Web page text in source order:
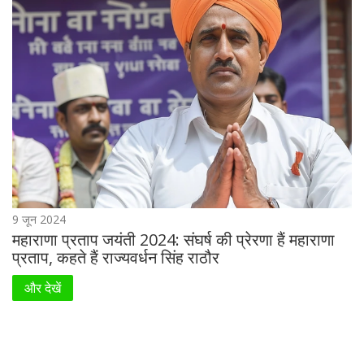
9 जून 2024
महाराणा प्रताप जयंती 2024: संघर्ष की प्रेरणा हैं महाराणा
प्रताप, कहते हैं राज्यवर्धन सिंह राठौर
और देखें